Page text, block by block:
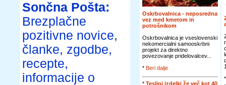
Sončna Pošta:
Brezplačne
pozitivne novice,
članke, zgodbe,
recepte,
informacije o
Oskrbovalnica - neposredna
vez med kmetom in
potrošnikom
Oskrbovalnica je vseslovenski
nekomercialni samooskrbni
projekt za direktno
povezovanje pridelovalcev...
* Beri dalje
* Teslini izdelki že več kot 40